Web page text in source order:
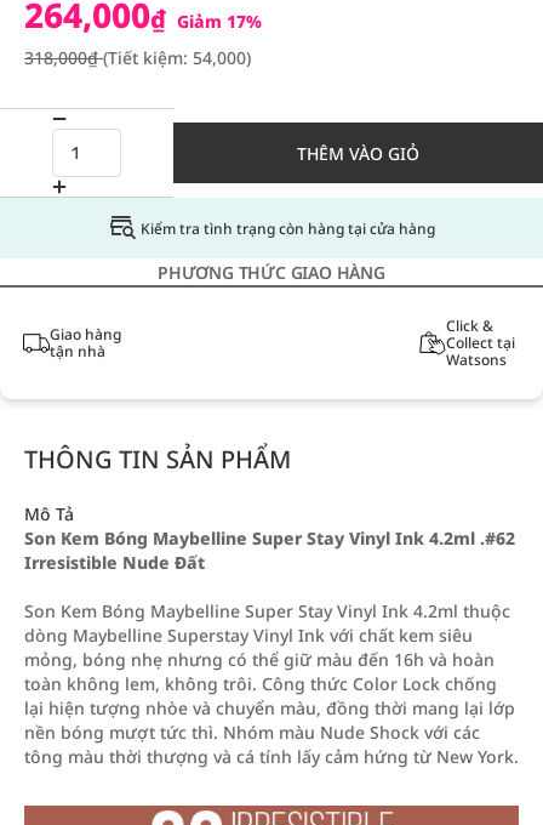
264,000₫ Giảm 17%
318,000₫(Tiết kiệm: 54,000)
THÊM VÀO GIỎ
Kiểm tra tình trạng còn hàng tại cửa hàng
PHƯƠNG THỨC GIAO HÀNG
Giao hàng
tận nhà
Click &
Collect tại
Watsons
THÔNG TIN SẢN PHẨM
Mô Tả
Son Kem Bóng Maybelline Super Stay Vinyl Ink 4.2ml .#62
Irresistible Nude Đất
Son Kem Bóng Maybelline Super Stay Vinyl Ink 4.2ml thuộc
dòng Maybelline Superstay Vinyl Ink với chất kem siêu
mỏng, bóng nhẹ nhưng có thể giữ màu đến 16h và hoàn
toàn không lem, không trôi. Công thức Color Lock chống
lại hiện tượng nhòe và chuyển màu, đồng thời mang lại lớp
nền bóng mượt tức thì. Nhóm màu Nude Shock với các
tông màu thời thượng và cá tính lấy cảm hứng từ New York.